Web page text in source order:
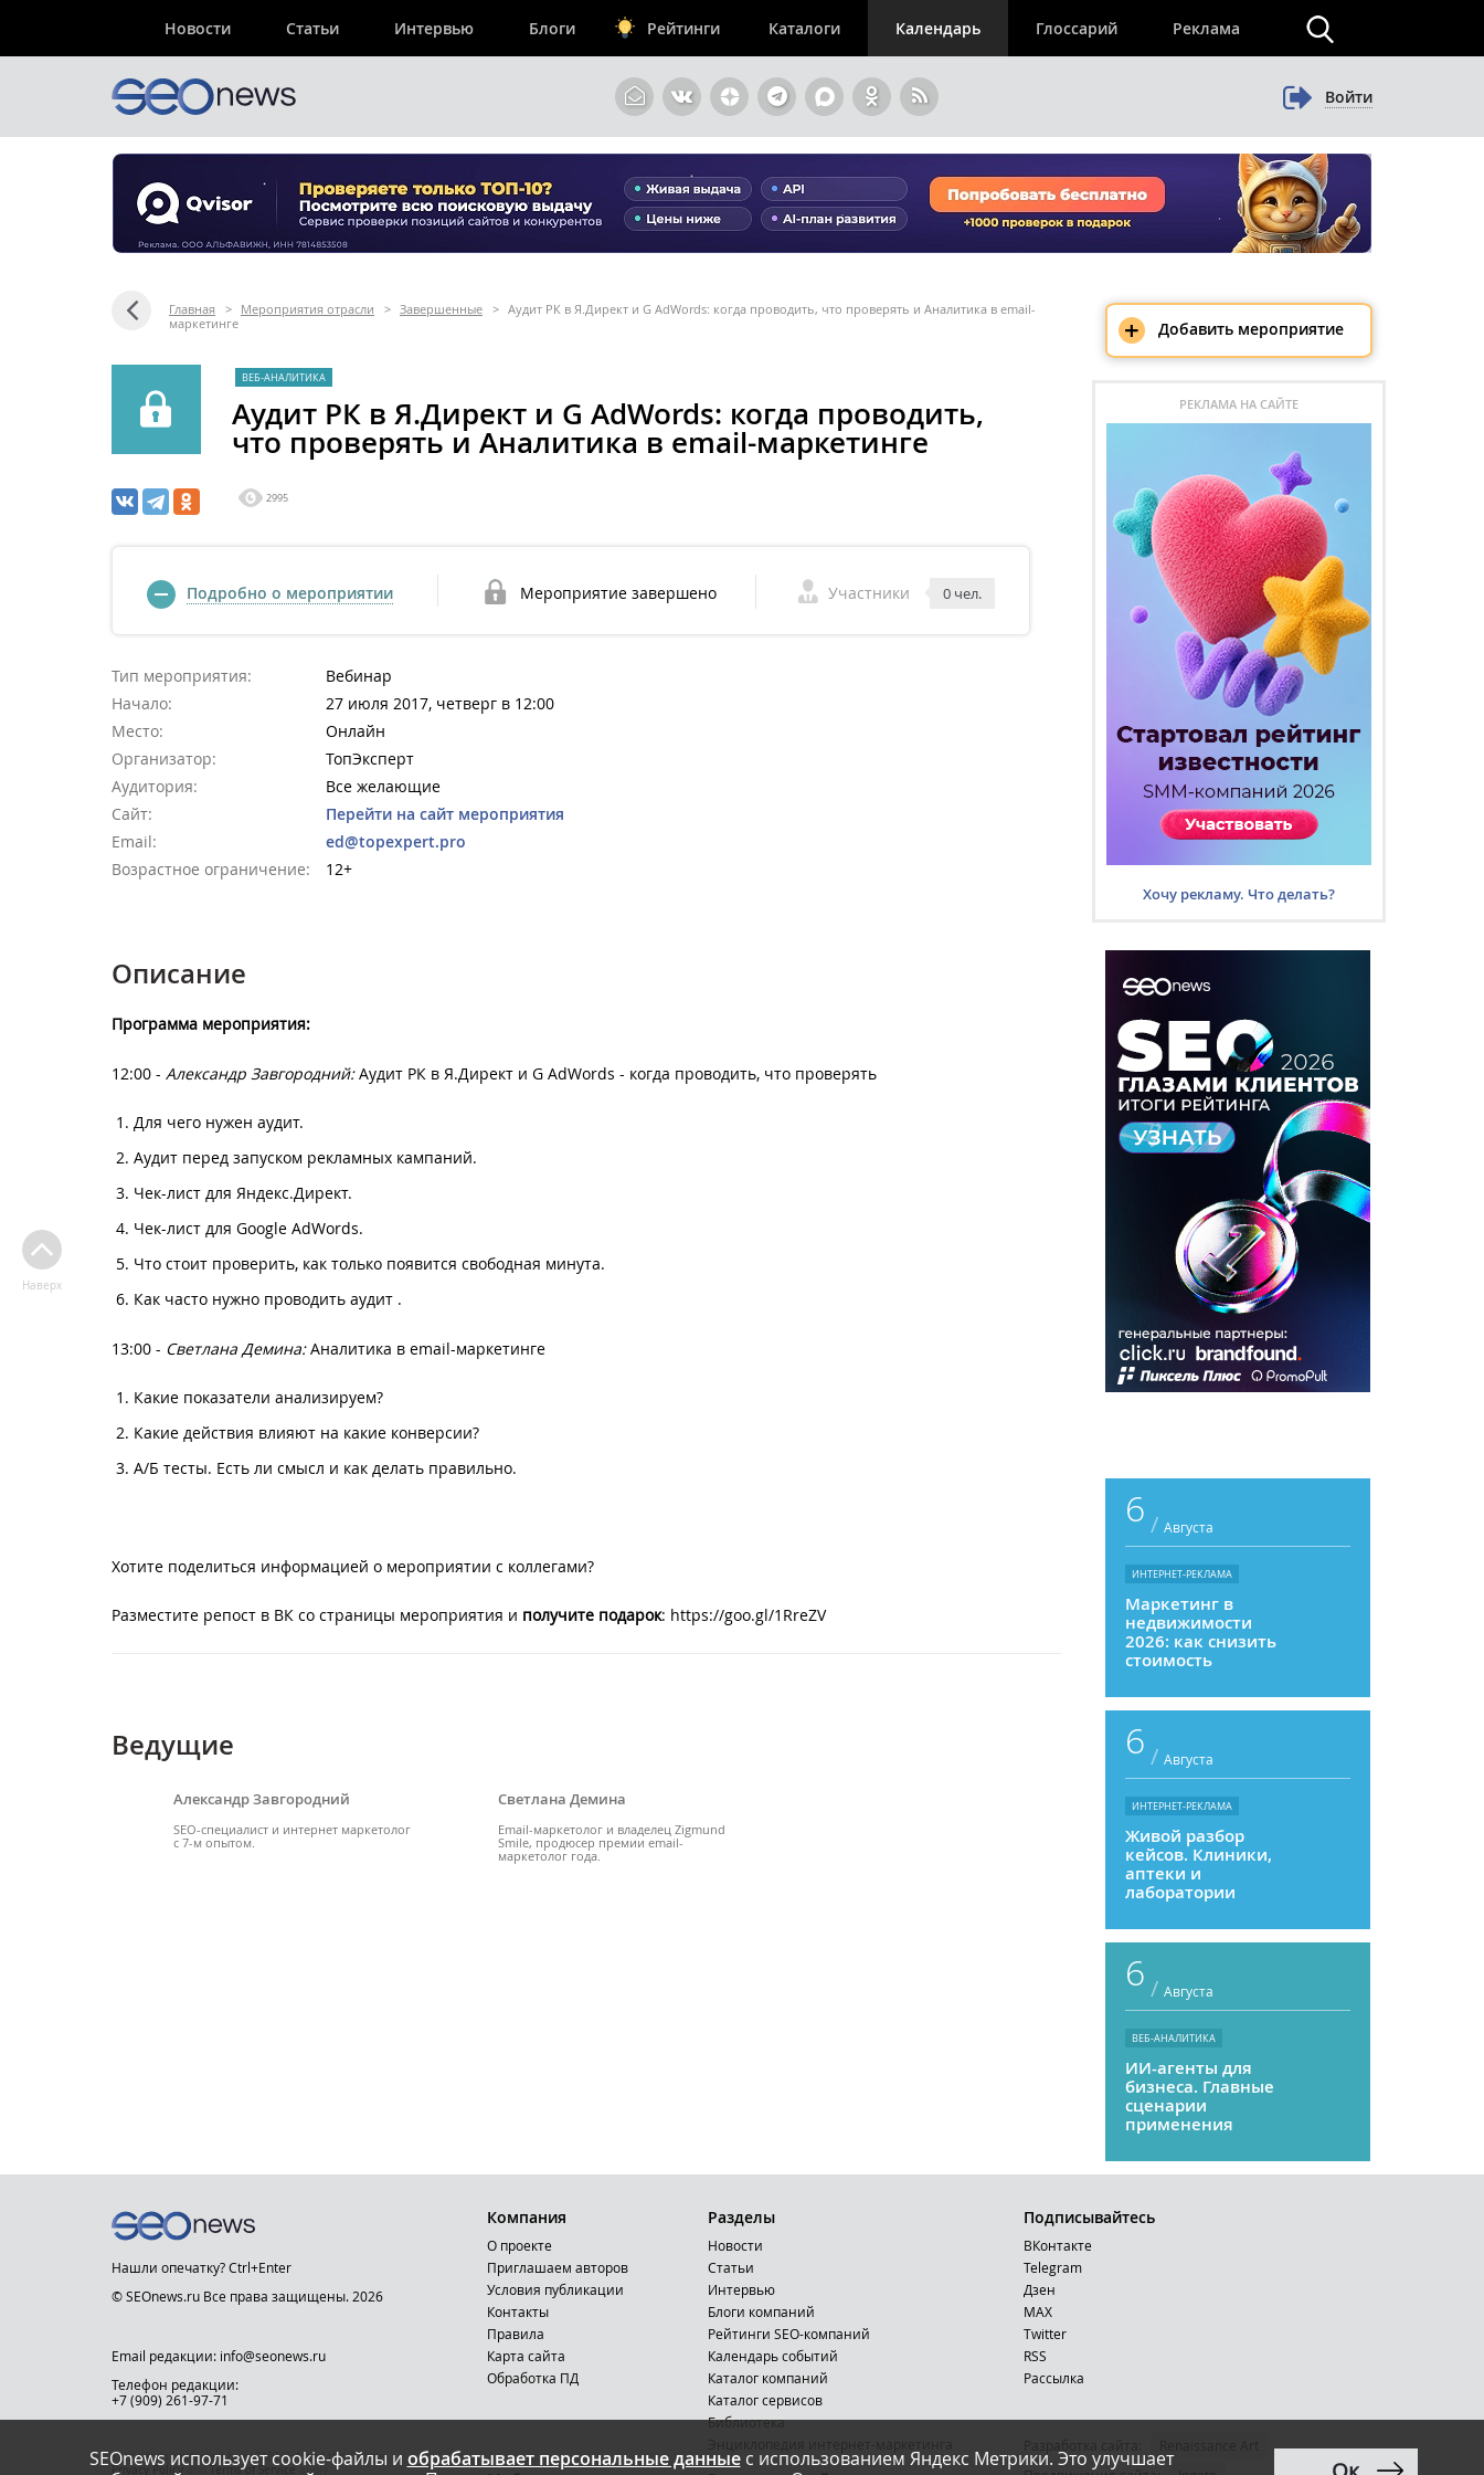
Новости Статьи Интервью Блоги Рейтинги Каталоги Календарь Глоссарий Реклама
Войти
Главная > Мероприятия отрасли > Завершенные > Аудит РК в Я.Директ и G AdWords: когда проводить, что проверять и Аналитика в email-
маркетинге
ВЕБ-АНАЛИТИКА
Аудит РК в Я.Директ и G AdWords: когда проводить,
что проверять и Аналитика в email-маркетинге
2995
Подробно о мероприятии Мероприятие завершено Участники 0 чел.
Тип мероприятия:
Вебинар
Начало:
27 июля 2017, четверг в 12:00
Место:
Онлайн
Организатор:
ТопЭксперт
Аудитория:
Все желающие
Сайт:
Перейти на сайт мероприятия
Email:
ed@topexpert.pro
Возрастное ограничение:
12+
Описание
Программа мероприятия:
12:00 - Александр Завгородний:Аудит РК в Я.Директ и G AdWords - когда проводить, что проверять
Для чего нужен аудит.
Аудит перед запуском рекламных кампаний.
Чек-лист для Яндекс.Директ.
Чек-лист для Google AdWords.
Что стоит проверить, как только появится свободная минута.
Как часто нужно проводить аудит .
13:00 - Светлана Демина:Аналитика в email-маркетинге
Какие показатели анализируем?
Какие действия влияют на какие конверсии?
А/Б тесты. Есть ли смысл и как делать правильно.
Хотите поделиться информацией о мероприятии с коллегами?
Разместите репост в ВК со страницы мероприятия и получите подарок: https://goo.gl/1RreZV
Ведущие
Александр Завгородний
SEO-специалист и интернет маркетолог
с 7-м опытом.
Светлана Демина
Email-маркетолог и владелец Zigmund
Smile, продюсер премии email-
маркетолог года.
Наверх
+ Добавить мероприятие
РЕКЛАМА НА САЙТЕ
Хочу рекламу. Что делать?
6 / Августа
ИНТЕРНЕТ-РЕКЛАМА
Маркетинг в
недвижимости
2026: как снизить
стоимость
увеличить
продажи
6 / Августа
ИНТЕРНЕТ-РЕКЛАМА
Живой разбор
кейсов. Клиники,
аптеки и
лаборатории
6 / Августа
ВЕБ-АНАЛИТИКА
ИИ-агенты для
бизнеса. Главные
сценарии
применения
SEOnews использует cookie-файлы и обрабатывает персональные данныес использованием Яндекс Метрики. Это улучшает
Нашли опечатку? Ctrl+Enter
© SEOnews.ru Все права защищены. 2026
Email редакции: info@seonews.ru
Телефон редакции:
+7 (909) 261-97-71
This site is protected by reCAPTCHA and the Google
Privacy Policyand Terms of Serviceapply.
Компания
О проекте
Приглашаем авторов
Условия публикации
Контакты
Правила
Карта сайта
Обработка ПД
Разделы
Новости
Статьи
Интервью
Блоги компаний
Рейтинги SEO-компаний
Календарь событий
Каталог компаний
Каталог сервисов
Библиотека
Подписывайтесь
ВКонтакте
Telegram
Дзен
MAX
Тwitter
RSS
Рассылка